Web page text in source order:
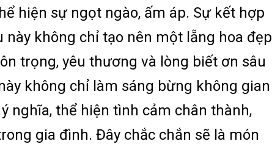
hiện sự ngọt ngào, ấm áp. Sự kết hợp
này không chỉ tạo nên một lẵng hoa đẹp
trọng, yêu thương và lòng biết ơn sâu
không chỉ làm sáng bừng không gian
nghĩa, thể hiện tình cảm chân thành,
gia đình. Đây chắc chắn sẽ là món